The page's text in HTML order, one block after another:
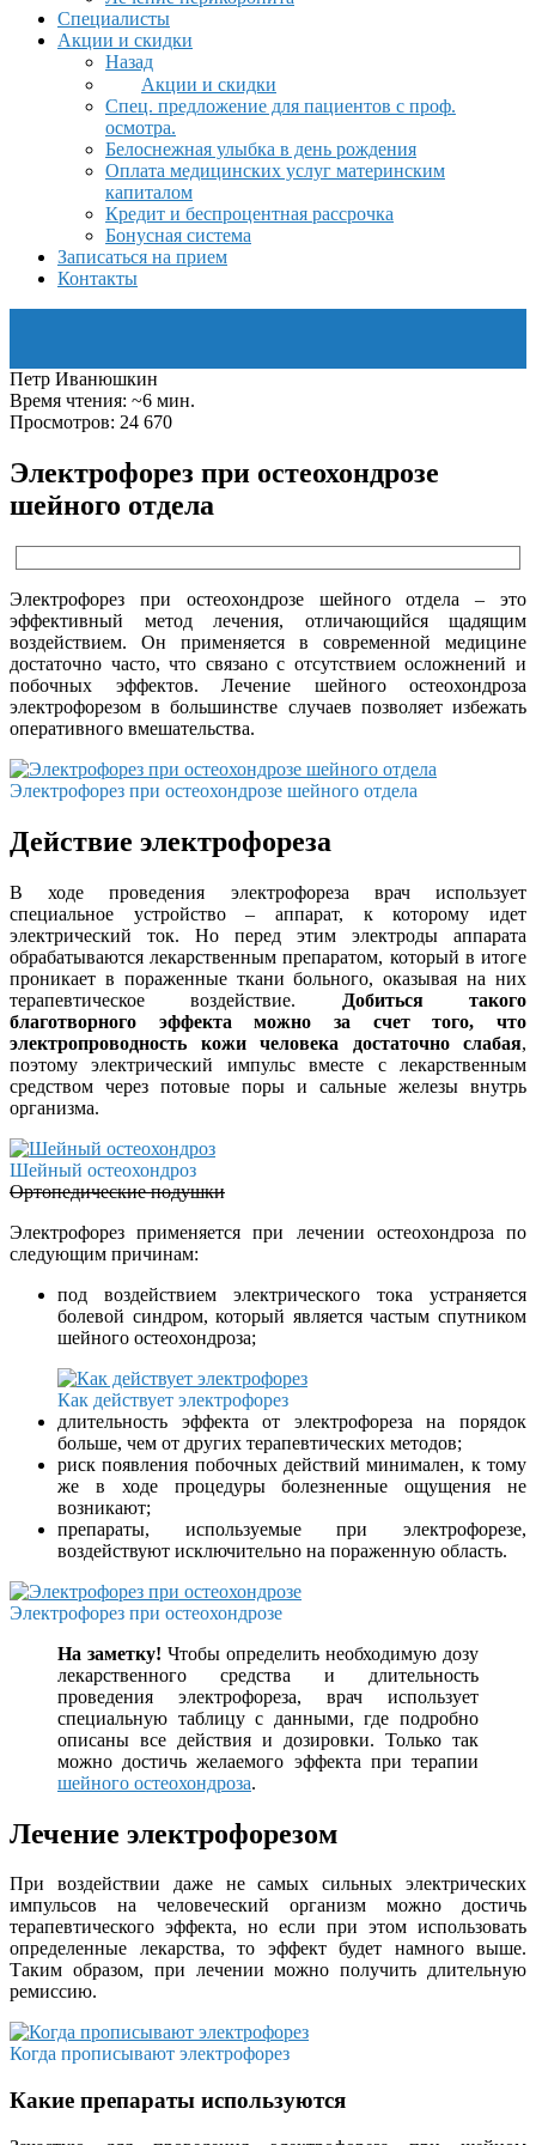
Специалисты
Акции и скидки
Назад
Акции и скидки
Спец. предложение для пациентов с проф.
осмотра.
Белоснежная улыбка в день рождения
Оплата медицинских услуг материнским
капиталом
Кредит и беспроцентная рассрочка
Бонусная система
Записаться на прием
Контакты
Петр Иванюшкин
Время чтения: ~6 мин.
Просмотров: 24 670
Электрофорез при остеохондрозе
шейного отдела
Электрофорез при остеохондрозе шейного отдела – это
эффективный метод лечения, отличающийся щадящим
воздействием. Он применяется в современной медицине
достаточно часто, что связано с отсутствием осложнений и
побочных эффектов. Лечение шейного остеохондроза
электрофорезом в большинстве случаев позволяет избежать
оперативного вмешательства.
Электрофорез при остеохондрозе шейного отдела
Действие электрофореза
В ходе проведения электрофореза врач использует
специальное устройство – аппарат, к которому идет
электрический ток. Но перед этим электроды аппарата
обрабатываются лекарственным препаратом, который в итоге
проникает в пораженные ткани больного, оказывая на них
терапевтическое воздействие.
Добиться такого
благотворного эффекта можно за счет того, что
электропроводность кожи человека достаточно слабая,
поэтому электрический импульс вместе с лекарственным
средством через потовые поры и сальные железы внутрь
организма.
Шейный остеохондроз
Ортопедические подушки
Электрофорез применяется при лечении остеохондроза по
следующим причинам:
под воздействием электрического тока устраняется
болевой синдром, который является частым спутником
шейного остеохондроза;
Как действует электрофорез
длительность эффекта от электрофореза на порядок
больше, чем от других терапевтических методов;
риск появления побочных действий минимален, к тому
же в ходе процедуры болезненные ощущения не
возникают;
препараты, используемые при электрофорезе,
воздействуют исключительно на пораженную область.
Электрофорез при остеохондрозе
На заметку! Чтобы определить необходимую дозу
лекарственного средства и длительность
проведения электрофореза, врач использует
специальную таблицу с данными, где подробно
описаны все действия и дозировки. Только так
можно достичь желаемого эффекта при терапии
шейного остеохондроза.
Лечение электрофорезом
При воздействии даже не самых сильных электрических
импульсов на человеческий организм можно достичь
терапевтического эффекта, но если при этом использовать
определенные лекарства, то эффект будет намного выше.
Таким образом, при лечении можно получить длительную
ремиссию.
Когда прописывают электрофорез
Какие препараты используются